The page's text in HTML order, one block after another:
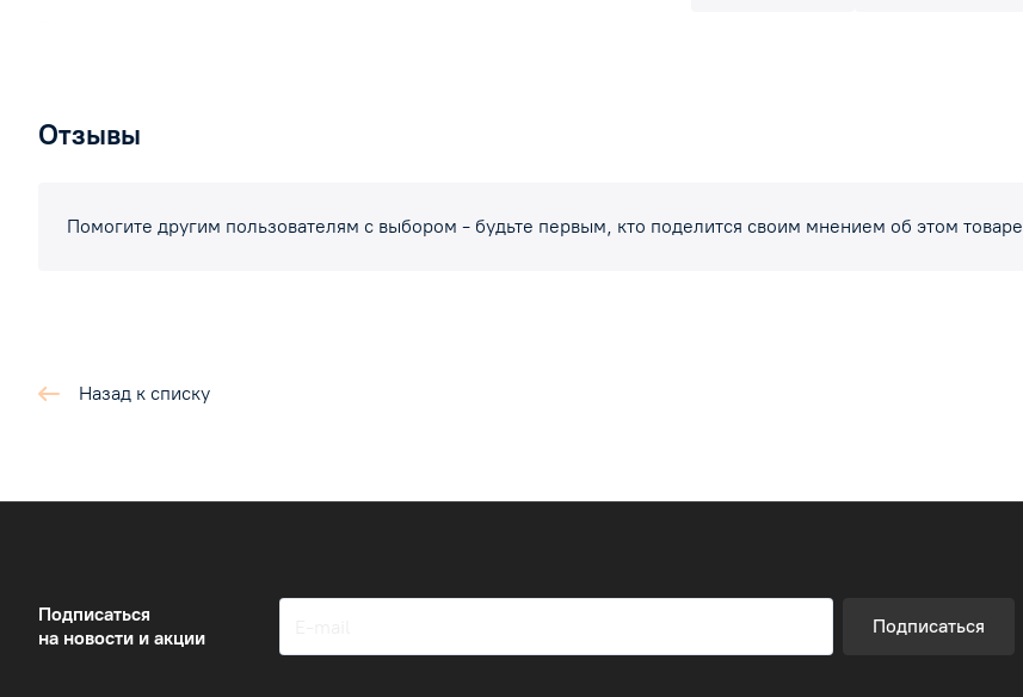
Отзывы
Помогите другим пользователям с выбором - будьте первым, кто поделится своим мнением об этом товаре
Назад к списку
Подписаться
на новости и акции
Подписаться